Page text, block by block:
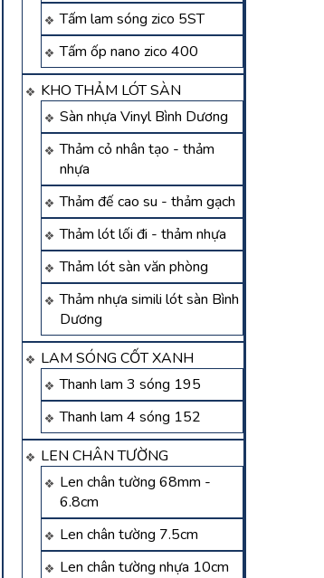
Tấm lam sóng zico 5ST
Tấm ốp nano zico 400
KHO THẢM LÓT SÀN
Sàn nhựa Vinyl Bình Dương
Thảm cỏ nhân tạo - thảm
nhựa
Thảm đế cao su - thảm gạch
Thảm lót lối đi - thảm nhựa
Thảm lót sàn văn phòng
Thảm nhựa simili lót sàn Bình
Dương
LAM SÓNG CỐT XANH
Thanh lam 3 sóng 195
Thanh lam 4 sóng 152
LEN CHÂN TƯỜNG
Len chân tường 68mm -
6.8cm
Len chân tường 7.5cm
Len chân tường nhựa 10cm
Tấm nhựa ốp tường Bình
Dương
Được xếp hạng5.005 sao
Liên hệ
Được xếp hạng